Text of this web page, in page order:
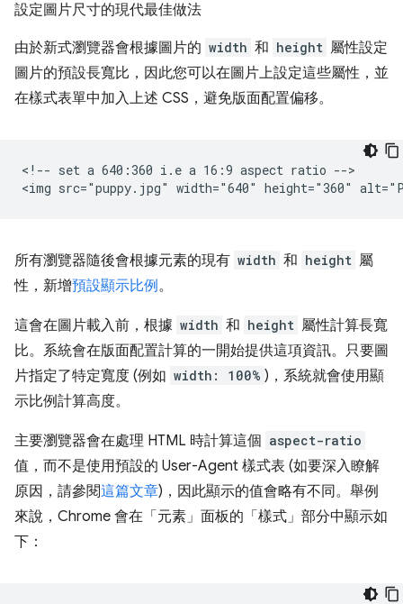
設定圖片尺寸的現代最佳做法
由於新式瀏覽器會根據圖片的 width 和 height 屬性設定
圖片的預設長寬比，因此您可以在圖片上設定這些屬性，並
在樣式表單中加入上述 CSS，避免版面配置偏移。
<!-- set a 640:360 i.e a 16:9 aspect ratio -->
所有瀏覽器隨後會根據元素的現有 width 和 height 屬
性，新增預設顯示比例。
這會在圖片載入前，根據 width 和 height 屬性計算長寬
比。系統會在版面配置計算的一開始提供這項資訊。只要圖
片指定了特定寬度 (例如 width: 100% )，系統就會使用顯
示比例計算高度。
主要瀏覽器會在處理 HTML 時計算這個 aspect-ratio
值，而不是使用預設的 User-Agent 樣式表 (如要深入瞭解
原因，請參閱這篇文章)，因此顯示的值會略有不同。舉例
來說，Chrome 會在「元素」面板的「樣式」部分中顯示如
下：